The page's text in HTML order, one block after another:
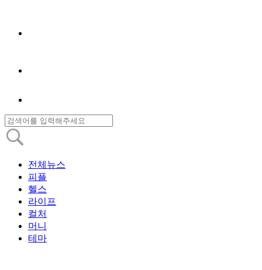
전체뉴스
피플
헬스
라이프
컬처
머니
테마